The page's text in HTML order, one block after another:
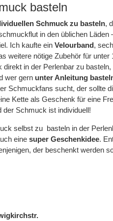
basteln
Schmuck zu basteln,
in den üblichen Läden
Ich kaufte ein Velourband,
weitere nötige Zubehör für unter
in der Perlenbar zu
wer gern unter Anleitung
Schmuckfans sucht, der sollte
Kette als Geschenk für eine
der Schmuck ist individuell!
selbst zu basteln in der
eine super Geschenkidee.
der beschenkt werden